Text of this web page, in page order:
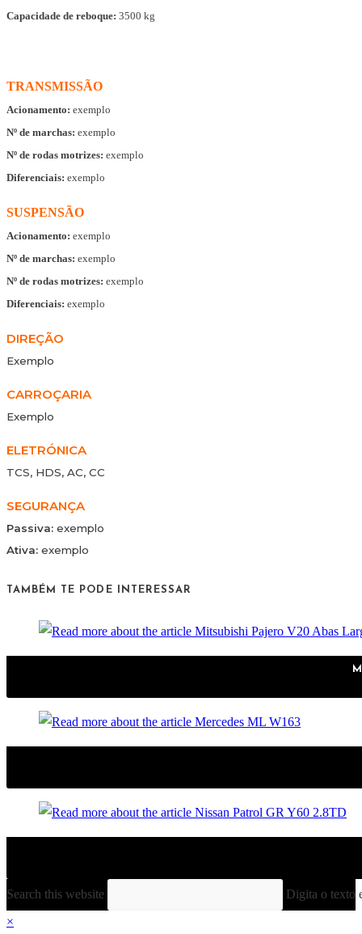
Capacidade de reboque: 3500 kg
TRANSMISSÃO
Acionamento: exemplo
Nº de marchas: exemplo
Nº de rodas motrizes: exemplo
Diferenciais: exemplo
SUSPENSÃO
Acionamento: exemplo
Nº de marchas: exemplo
Nº de rodas motrizes: exemplo
Diferenciais: exemplo
DIREÇÃO
Exemplo
CARROÇARIA
Exemplo
ELETRÓNICA
TCS, HDS, AC, CC
SEGURANÇA
Passiva: exemplo
Ativa: exemplo
TAMBÉM TE PODE INTERESSAR
Search this website
Digita o texto
×